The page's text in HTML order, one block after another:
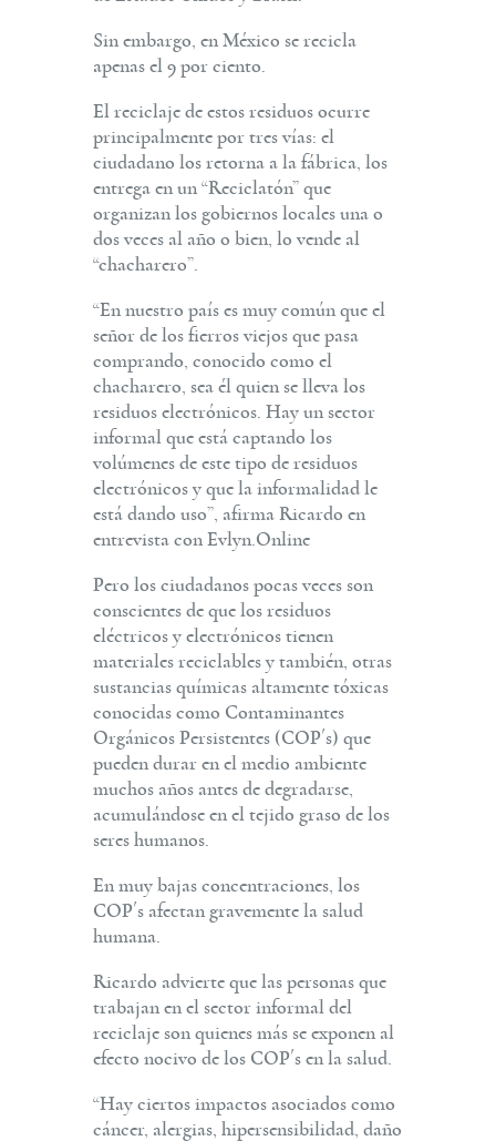
Sin embargo, en México se recicla
apenas el 9 por ciento.
El reciclaje de estos residuos ocurre
principalmente por tres vías: el
ciudadano los retorna a la fábrica, los
entrega en un “Reciclatón” que
organizan los gobiernos locales una o
dos veces al año o bien, lo vende al
“chacharero”.
“En nuestro país es muy común que el
señor de los fierros viejos que pasa
comprando, conocido como el
chacharero, sea él quien se lleva los
residuos electrónicos. Hay un sector
informal que está captando los
volúmenes de este tipo de residuos
electrónicos y que la informalidad le
está dando uso”, afirma Ricardo en
entrevista con Evlyn.Online
Pero los ciudadanos pocas veces son
conscientes de que los residuos
eléctricos y electrónicos tienen
materiales reciclables y también, otras
sustancias químicas altamente tóxicas
conocidas como Contaminantes
Orgánicos Persistentes (COP´s) que
pueden durar en el medio ambiente
muchos años antes de degradarse,
acumulándose en el tejido graso de los
seres humanos.
En muy bajas concentraciones, los
COP´s afectan gravemente la salud
humana.
Ricardo advierte que las personas que
trabajan en el sector informal del
reciclaje son quienes más se exponen al
efecto nocivo de los COP´s en la salud.
“Hay ciertos impactos asociados como
cáncer, alergias, hipersensibilidad, daño